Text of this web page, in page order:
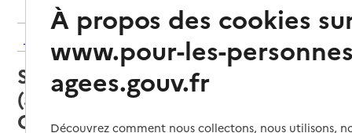
Retour aux résultats de l'annuaire
Service autonomie à domicile
(aide) – ADMR Saint-Aubin-
Châteauneuf
À propos des cookies
www.pour-les-
agees.gouv.fr
Découvrez comment nous collectons, nous utilisons,